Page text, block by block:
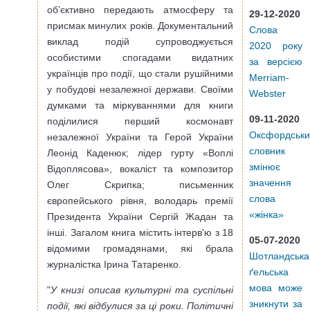
об’єктивно передають атмосферу та
присмак минулих років. Документальний
виклад подій супроводжується
особистими спогадами видатних
українців про події, що стали рушійними
у побудові незалежної держави. Своїми
думками та міркуваннями для книги
поділилися перший космонавт
незалежної України та Герой України
Леонід Каденюк; лідер гурту «Воплі
Відоплясова», вокаліст та композитор
Олег Скрипка; письменник
європейського рівня, володарь премії
Президента України Сергій Жадан та
інші. Загалом книга містить інтерв'ю з 18
відомими громадянами, які брала
журналістка Ірина Татаренко.
"У книзі описав культурні та суспільні
події, які відбулися за ці роки. Політичні
29-12-2020
Слова
2020 року
за версією
Merriam-
Webster
09-11-2020
словник
змінює
значення
слова
«жінка»
05-07-2020
Шотландська
ґельська
мова може
зникнути за